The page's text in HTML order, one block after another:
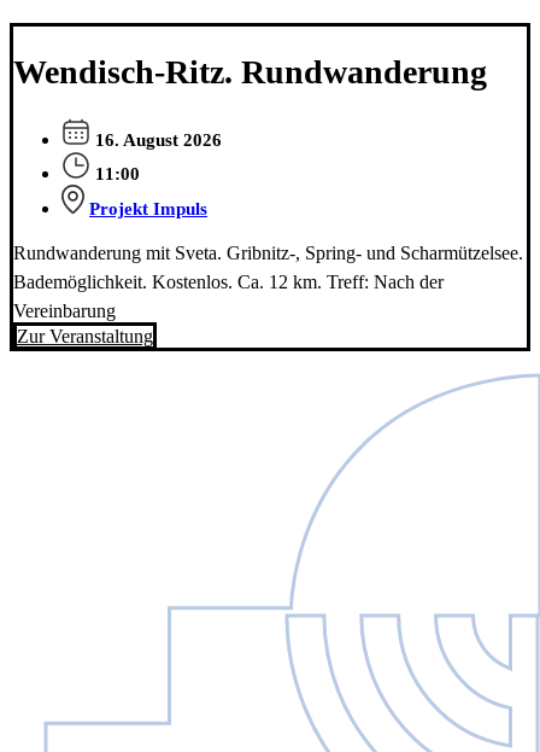
Wendisch-Ritz. Rundwanderung
16. August 2026
11:00
Projekt Impuls
Rundwanderung mit Sveta. Gribnitz-, Spring- und Scharmützelsee.
Bademöglichkeit. Kostenlos. Ca. 12 km. Treff: Nach der
Vereinbarung
Zur Veranstaltung